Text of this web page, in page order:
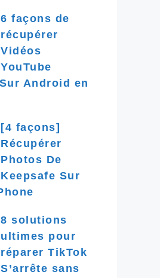
6 façons de
récupérer
Vidéos
YouTube
Android en
[4 façons]
Récupérer
Photos De
Keepsafe Sur
8 solutions
ultimes pour
réparer TikTok
S’arrête sans